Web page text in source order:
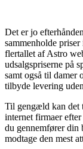
Det er jo
sammenholde
flertallet af Astro
udsalgspriserne på
samt også til damer
tilbyde levering
Til gengæld kan det
internet firmaer
du gennemfører din
modtage den mest